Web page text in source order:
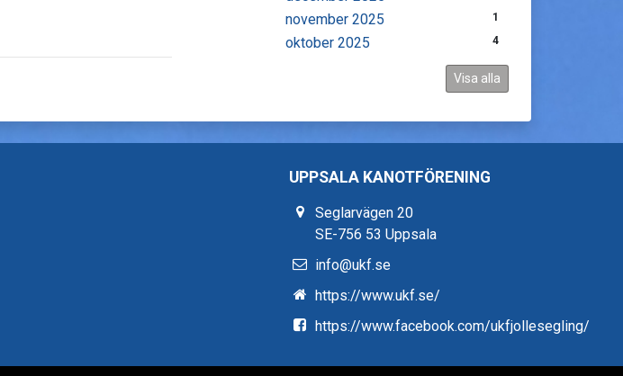
november 2025 1
oktober 2025 4
Visa alla
UPPSALA KANOTFÖRENING
Seglarvägen 20
SE-756 53 Uppsala
info@ukf.se
https://www.ukf.se/
https://www.facebook.com/ukfjollesegling/